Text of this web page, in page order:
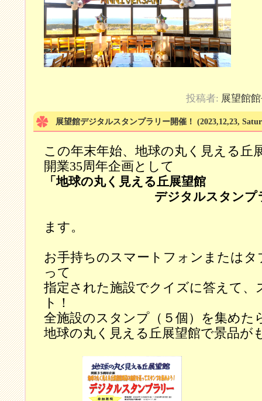
投稿者: 展望館
展望館デジタルスタンプラリー開催！ (2023,12,23,
この年末年始、地球の丸く見える丘
開業35周年企画として
「地球の丸く見える丘展望館
デジタルスタンプラ
ます。
お手持ちのスマートフォンまたはタ
って
指定された施設でクイズに答えて、
ト！
全施設のスタンプ（５個）を集めた
地球の丸く見える丘展望館で景品が